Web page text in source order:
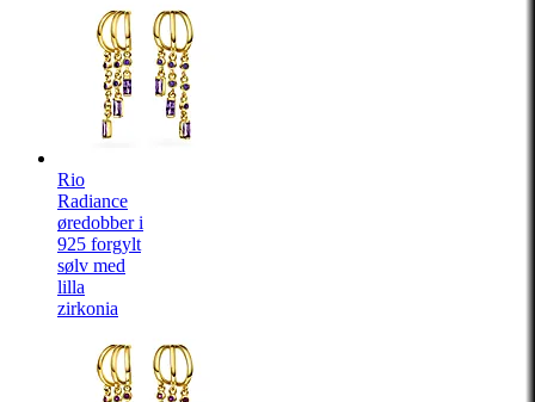
Rio
Radiance
øredobber i
925 forgylt
sølv med
lilla
zirkonia